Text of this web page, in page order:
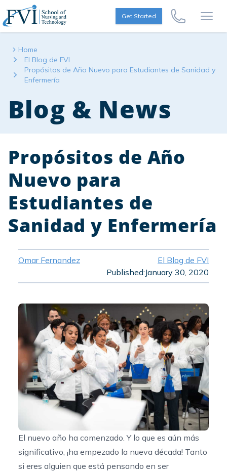
Skip to content
FVI School of Nursing
Get Started
Call Us Now
Home
El Blog de FVI
Propósitos de Año Nuevo para Estudiantes de Sanidad y
Enfermería
Blog & News
Propósitos de Año
Nuevo para
Estudiantes de
Sanidad y Enfermería
Omar Fernandez
El Blog de FVI
Published:January 30, 2020
El nuevo año ha comenzado. Y lo que es aún más
significativo, ¡ha empezado la nueva década! Tanto
si eres alguien que está pensando en ser